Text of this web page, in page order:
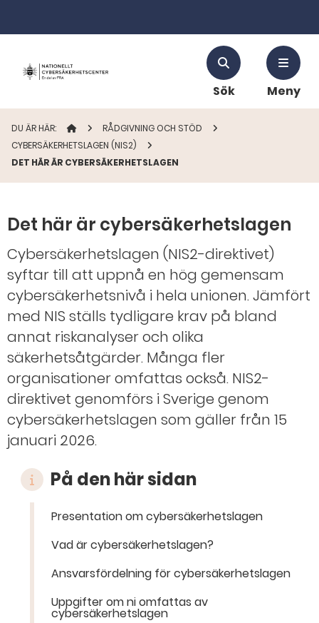
Sök Meny
DU ÄR HÄR: STARTSIDANRÅDGIVNING OCH STÖD
CYBERSÄKERHETSLAGEN (NIS2)
DET HÄR ÄR CYBERSÄKERHETSLAGEN
Det här är cybersäkerhetslagen
Cybersäkerhetslagen (NIS2-direktivet)
syftar till att uppnå en hög gemensam
cybersäkerhetsnivå i hela unionen. Jämfört
med NIS ställs tydligare krav på bland
annat riskanalyser och olika
säkerhetsåtgärder. Många fler
organisationer omfattas också. NIS2-
direktivet genomförs i Sverige genom
cybersäkerhetslagen som gäller från 15
januari 2026.
På den här sidan
Presentation om cybersäkerhetslagen
Vad är cybersäkerhetslagen?
Ansvarsfördelning för cybersäkerhetslagen
Uppgifter om ni omfattas av
cybersäkerhetslagen